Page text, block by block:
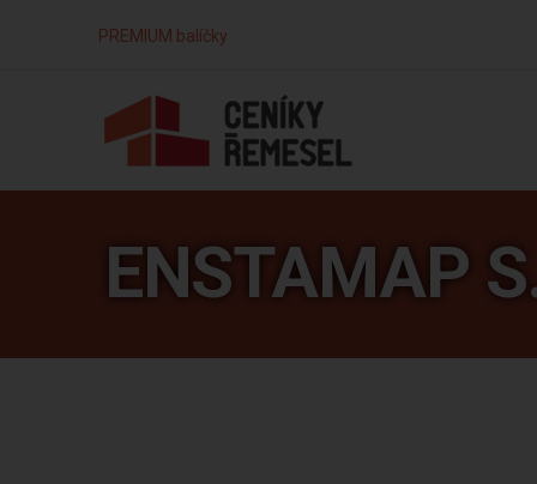
PREMIUM balíčky
ENSTAMAP